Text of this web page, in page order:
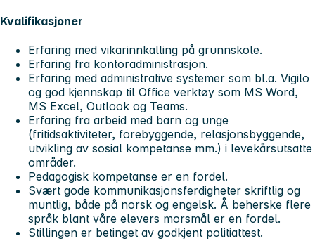
Kvalifikasjoner
Erfaring med vikarinnkalling på grunnskole.
Erfaring fra kontoradministrasjon.
Erfaring med administrative systemer som bl.a. Vigilo
og god kjennskap til Office verktøy som MS Word,
MS Excel, Outlook og Teams.
Erfaring fra arbeid med barn og unge
(fritidsaktiviteter, forebyggende, relasjonsbyggende,
utvikling av sosial kompetanse mm.) i levekårsutsatte
områder.
Pedagogisk kompetanse er en fordel.
Svært gode kommunikasjonsferdigheter skriftlig og
muntlig, både på norsk og engelsk. Å beherske flere
språk blant våre elevers morsmål er en fordel.
Stillingen er betinget av godkjent politiattest.